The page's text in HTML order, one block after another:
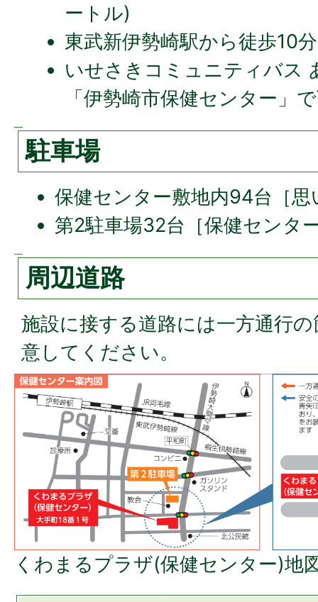
ートル)
東武新伊勢崎駅から徒歩10
いせさきコミュニティバス
「伊勢崎市保健センター」
駐車場
保健センター敷地内94台［
第2駐車場32台［保健センタ
周辺道路
施設に接する道路には一方通行
意してください。
くわまるプラザ(保健センター)地